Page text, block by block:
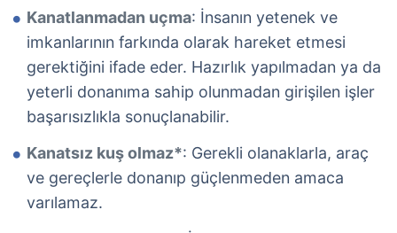
Kanatlanmadan uçma: İnsanın yetenek ve
imkanlarının farkında olarak hareket etmesi
gerektiğini ifade eder. Hazırlık yapılmadan ya da
yeterli donanıma sahip olunmadan girişilen işler
başarısızlıkla sonuçlanabilir.
Kanatsız kuş olmaz*: Gerekli olanaklarla, araç
ve gereçlerle donanıp güçlenmeden amaca
varılamaz.